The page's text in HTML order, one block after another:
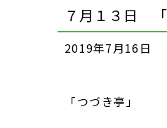
７月１３日 「
2019年7月16日
「つづき亭」